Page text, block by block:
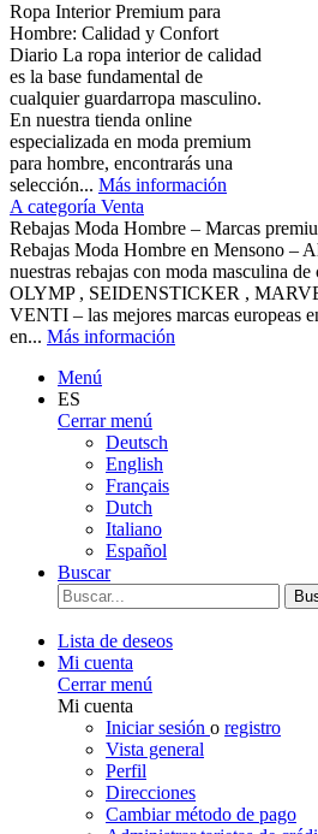
Ropa Interior Premium para
Hombre: Calidad y Confort
Diario La ropa interior de calidad
es la base fundamental de
cualquier guardarropa masculino.
En nuestra tienda online
especializada en moda premium
para hombre, encontrarás una
selección... Más información
A categoría Venta
Rebajas Moda Hombre – Marcas
Rebajas Moda Hombre en Mensono –
nuestras rebajas con moda masculina
OLYMP , SEIDENSTICKER ,
VENTI – las mejores marcas europeas
en... Más información
Menú
ES
Cerrar menú
Deutsch
English
Français
Dutch
Italiano
Español
Buscar
Lista de deseos
Mi cuenta
Cerrar menú
Mi cuenta
Iniciar sesión o registro
Vista general
Perfil
Direcciones
Cambiar método de pago